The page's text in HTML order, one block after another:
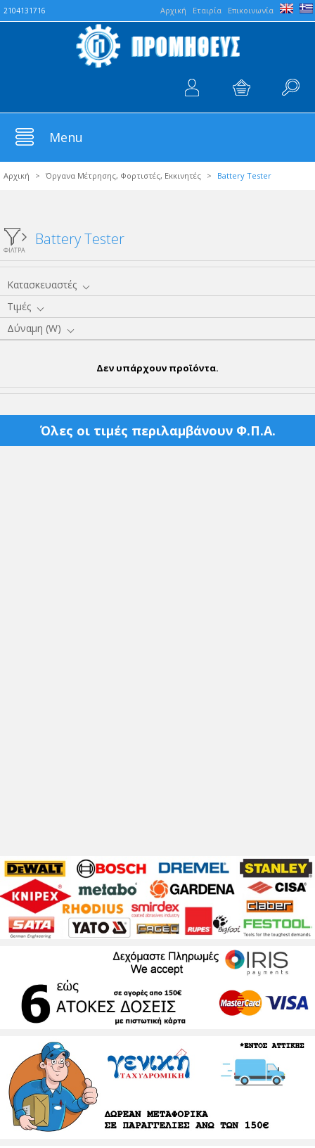
Aρχική Εταιρία Επικοινωνία
2104131716
Menu
Αρχική > Όργανα Μέτρησης, Φορτιστές, Εκκινητές > Battery Tester
ΦΙΛΤΡΑ
Battery Tester
Κατασκευαστές
Τιμές
Δύναμη (W)
Δεν υπάρχουν προϊόντα.
Όλες οι τιμές περιλαμβάνουν Φ.Π.Α.